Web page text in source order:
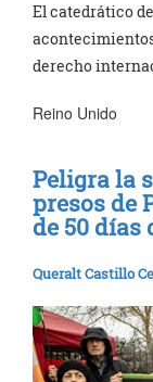
El catedrático
derecho
Reino Unido
Peligra la
presos de
de 50 días
Queralt Castillo